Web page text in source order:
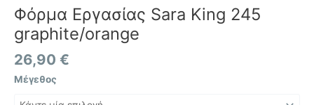
Φόρμα Εργασίας Sara King 245
graphite/orange
26,90 €
Μέγεθος